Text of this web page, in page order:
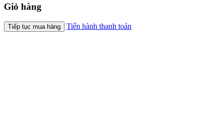
Giỏ hàng
Tiếp tục mua hàng Tiến hành thanh toán